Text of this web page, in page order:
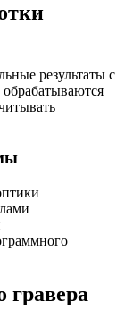
результаты с
гравера